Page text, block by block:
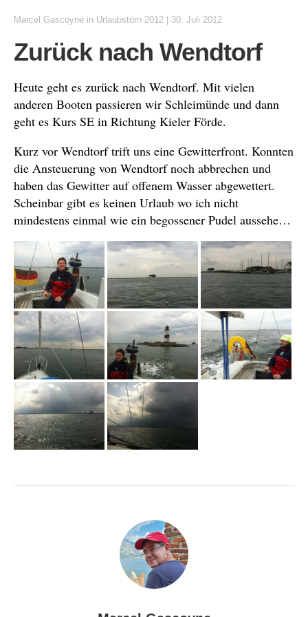
Marcel Gascoyne in Urlaubstörn 2012 30. Juli 2012
Zurück nach Wendtorf
Heute geht es zurück nach Wendtorf. Mit vielen
anderen Booten passieren wir Schleimünde und dann
geht es Kurs SE in Richtung Kieler Förde.
Kurz vor Wendtorf trift uns eine Gewitterfront. Konnten
die Ansteuerung von Wendtorf noch abbrechen und
haben das Gewitter auf offenem Wasser abgewettert.
Scheinbar gibt es keinen Urlaub wo ich nicht
mindestens einmal wie ein begossener Pudel aussehe…